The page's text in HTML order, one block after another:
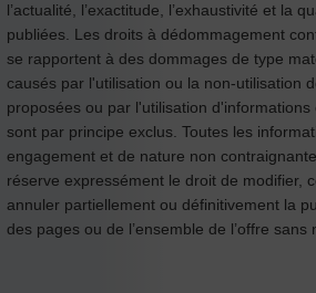
l’actualité, l’exactitude, l’exhaustivité et la
publiées. Les droits à dédommagement
se rapportent à des dommages de type
causés par l'utilisation ou la non-utilisation
proposées ou par l'utilisation
sont par principe exclus. Toutes les
engagement et de nature non
réserve expressément le droit de modifier,
annuler partiellement ou définitivement la
des pages ou de l’ensemble de l’offre